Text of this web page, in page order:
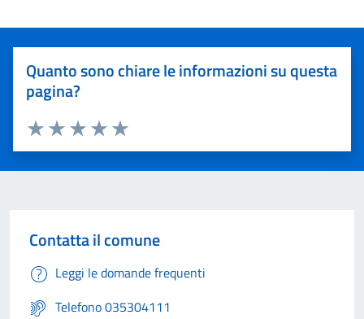
Quanto sono chiare le informazioni su questa
pagina?
Valuta 5 stelle su 5
Valuta 4 stelle su 5
Valuta 3 stelle su 5
Valuta 2 stelle su 5
Valuta 1 stelle su 5
Contatta il comune
Leggi le domande frequenti
Telefono 035304111